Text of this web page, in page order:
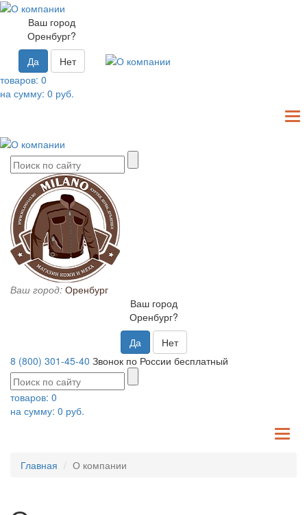
Ваш город
Оренбург?
Да
Нет
товаров: 0
на сумму: 0 руб.
Ваш город: Оренбург
Ваш город
Оренбург?
Да
Нет
8 (800) 301-45-40 Звонок по России бесплатный
товаров: 0
на сумму: 0 руб.
Главная О компании